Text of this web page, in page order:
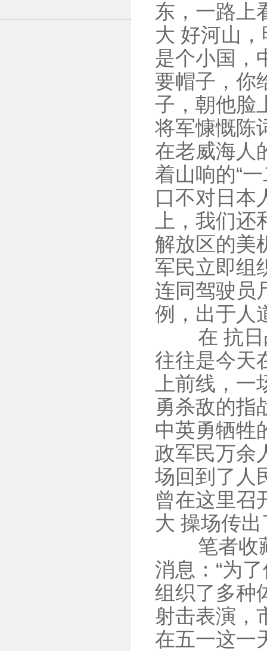
东，一路上
大 好河山
是个小国，
要帽子，你
子，朝他脸
将军慷慨陈
在老威海人
着山响的“
口不对日本
上，我们
解放区的美
军民立即组
连同驾驶员
例，出于人
在 抗日战
往往是今天
上前线，
勇杀敌的指
中英勇牺牲
政军民万余
场回到了人
曾在这里召
大 操场传
笔者收藏
消息：“为
组织了多种
射击表演，
在五一这一